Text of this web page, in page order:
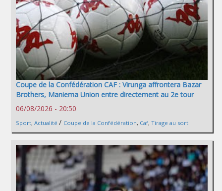
Coupe de la Confédération CAF : Virunga affrontera Bazar
Brothers, Maniema Union entre directement au 2e tour
06/08/2026 - 20:50
Sport, Actualité / Coupe de la Confédération, Caf, Tirage au sort